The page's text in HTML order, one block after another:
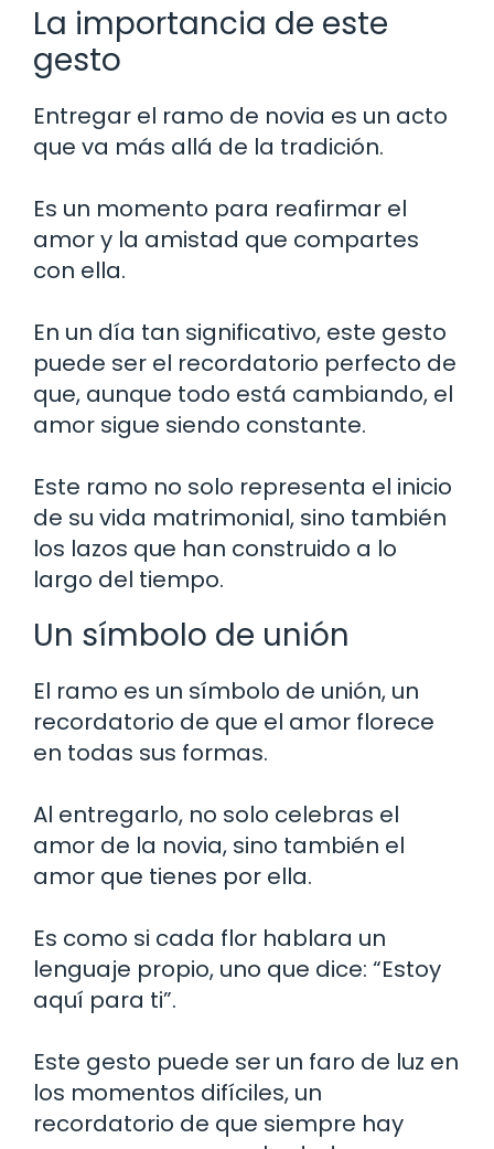
La importancia de este
gesto
Entregar el ramo de novia es un acto
que va más allá de la tradición.
Es un momento para reafirmar el
amor y la amistad que compartes
con ella.
En un día tan significativo, este gesto
puede ser el recordatorio perfecto de
que, aunque todo está cambiando, el
amor sigue siendo constante.
Este ramo no solo representa el inicio
de su vida matrimonial, sino también
los lazos que han construido a lo
largo del tiempo.
Un símbolo de unión
El ramo es un símbolo de unión, un
recordatorio de que el amor florece
en todas sus formas.
Al entregarlo, no solo celebras el
amor de la novia, sino también el
amor que tienes por ella.
Es como si cada flor hablara un
lenguaje propio, uno que dice: “Estoy
aquí para ti”.
Este gesto puede ser un faro de luz en
los momentos difíciles, un
recordatorio de que siempre hay